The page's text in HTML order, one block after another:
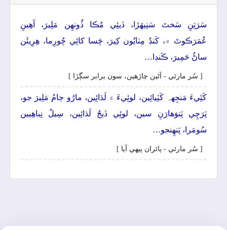
سَرَتِنِ سَختَ سَنِيھَڙا، ڏيئِي مُڪا ڏُونھِن مَلِيرَ، آھِينِ
عُمَرَڪوٽَ ۾، کَنڊُ مِٺايُون کِيرَ، چَسا کائِي چُورِما، ھِرِيئَن
ساڻُ حَمِيرَ، ڪَنڊا…
[ سُر مارئي - آڻين چاڙهين، سون برابر سڳڙا ]
کَٿِيءَ مَنجِهہ کَٽِيائِين، لوئِيءَ ۾ لَڌائِين، مارُو ڄامُ مَلِيرَ جو،
پَرَچِي پَنوَهارَنِ سين، لوئِي ڏيجُ لَڌائِين، سِيلُ نِباهِيين
سُومَرا، پَنھِنجو…
[ سُر مارئي - پائران پيھي آيا ]